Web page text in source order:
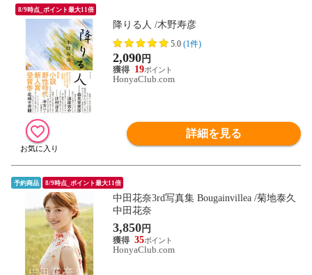
8/9時点_ポイント最大11倍
降りる人 /木野寿彦
5.0 (1件)
2,090円
19
HonyaClub.com
詳細を見る
予約商品 8/9時点_ポイント最大11倍
中田花奈3rd写真集 Bougainvillea /菊地泰久
中田花奈
3,850円
35
HonyaClub.com